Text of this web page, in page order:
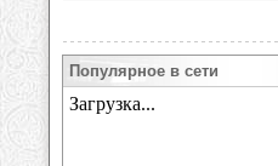
Популярное в сети